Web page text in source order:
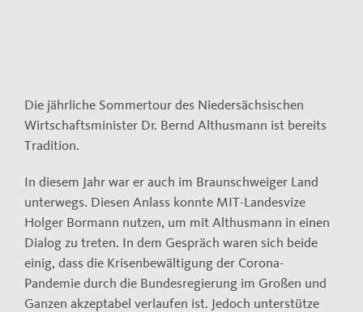
Die jährliche Sommertour des Niedersächsischen
Wirtschaftsminister Dr. Bernd Althusmann ist bereits
Tradition.
In diesem Jahr war er auch im Braunschweiger Land
unterwegs. Diesen Anlass konnte MIT-Landesvize
Holger Bormann nutzen, um mit Althusmann in einen
Dialog zu treten. In dem Gespräch waren sich beide
einig, dass die Krisenbewältigung der Corona-
Pandemie durch die Bundesregierung im Großen und
Ganzen akzeptabel verlaufen ist. Jedoch unterstütze